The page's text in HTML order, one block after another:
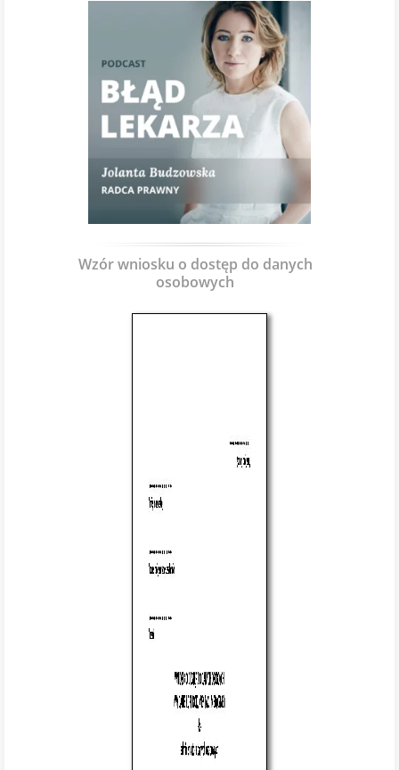
Wzór wniosku o dostęp do danych
osobowych